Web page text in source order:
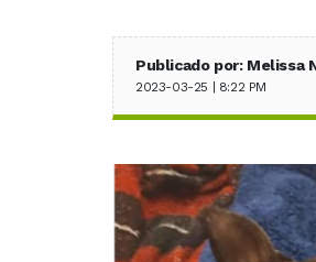
Publicado por: Melissa
2023-03-25 | 8:22 PM